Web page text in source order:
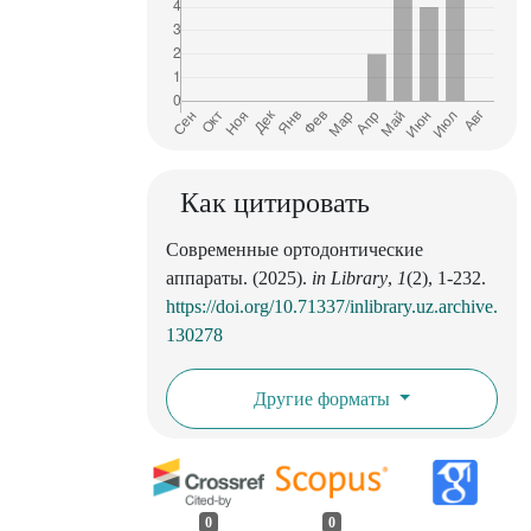
Как цитировать
Современные ортодонтические
аппараты. (2025). in Library, 1(2), 1-232.
https://doi.org/10.71337/inlibrary.uz.archive.
130278
Другие форматы
0 0